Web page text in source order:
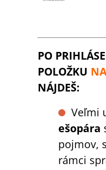
PO
POLOŽKU
NÁJDEŠ:
Veľmi
ešopára
pojmov,
rámci